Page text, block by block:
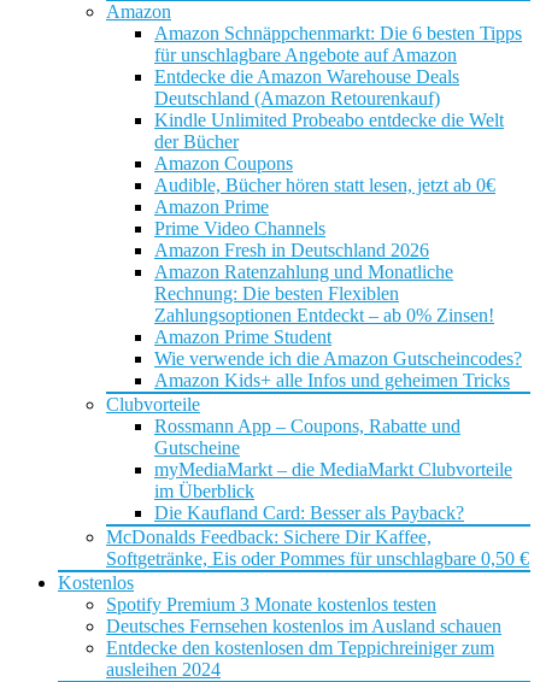
Amazon
Amazon Schnäppchenmarkt: Die 6 besten Tipps
für unschlagbare Angebote auf Amazon
Entdecke die Amazon Warehouse Deals
Deutschland (Amazon Retourenkauf)
Kindle Unlimited Probeabo entdecke die Welt
der Bücher
Amazon Coupons
Audible, Bücher hören statt lesen, jetzt ab 0€
Amazon Prime
Prime Video Channels
Amazon Fresh in Deutschland 2026
Amazon Ratenzahlung und Monatliche
Rechnung: Die besten Flexiblen
Zahlungsoptionen Entdeckt – ab 0% Zinsen!
Amazon Prime Student
Wie verwende ich die Amazon Gutscheincodes?
Amazon Kids+ alle Infos und geheimen Tricks
Clubvorteile
Rossmann App – Coupons, Rabatte und
Gutscheine
myMediaMarkt – die MediaMarkt Clubvorteile
im Überblick
Die Kaufland Card: Besser als Payback?
McDonalds Feedback: Sichere Dir Kaffee,
Softgetränke, Eis oder Pommes für unschlagbare 0,50 €
Kostenlos
Spotify Premium 3 Monate kostenlos testen
Deutsches Fernsehen kostenlos im Ausland schauen
Entdecke den kostenlosen dm Teppichreiniger zum
ausleihen 2024